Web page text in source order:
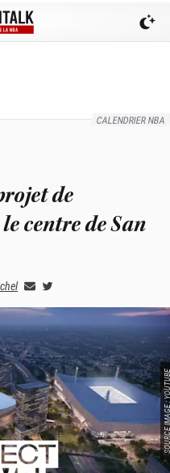
CALENDRIER NBA
de
centre de San
SOURCE